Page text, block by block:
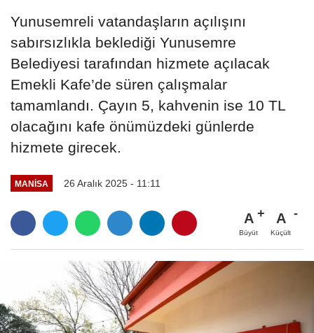
Yunusemreli vatandaşların açılışını
sabırsızlıkla beklediği Yunusemre
Belediyesi tarafından hizmete açılacak
Emekli Kafe’de süren çalışmalar
tamamlandı. Çayın 5, kahvenin ise 10 TL
olacağını kafe önümüzdeki günlerde
hizmete girecek.
MANİSA 26 Aralık 2025 - 11:11
A
Büyüt
A
Küçült